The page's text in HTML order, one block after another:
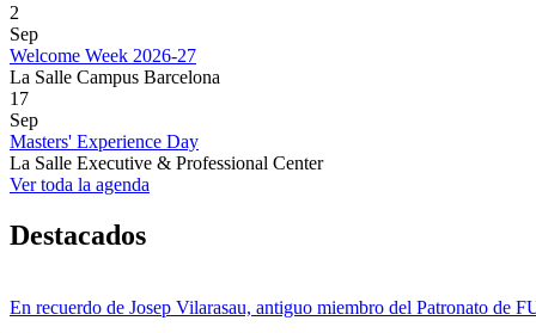
2
Sep
Welcome Week 2026-27
La Salle Campus Barcelona
17
Sep
Masters' Experience Day
La Salle Executive & Professional Center
Ver toda la agenda
Destacados
En recuerdo de Josep Vilarasau, antiguo miembro del Patronato de